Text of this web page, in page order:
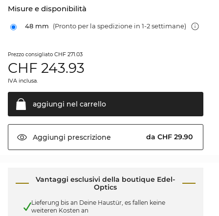
Misure e disponibilità
48 mm (Pronto per la spedizione in 1-2 settimane)
Prezzo consigliato CHF 271.03
CHF 243.93
IVA inclusa.
aggiungi nel carrello
Aggiungi prescrizione da CHF 29.90
Vantaggi esclusivi della boutique Edel-
Optics
Lieferung bis an Deine Haustür, es fallen keine
weiteren Kosten an